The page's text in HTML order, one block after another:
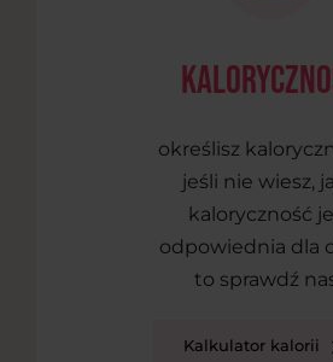
określisz
jeśli nie wiesz,
kaloryczność
odpowiednia dla
to sprawdź
Kalkulator kalorii